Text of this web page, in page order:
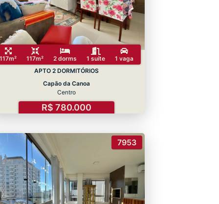
117m² 117m² 2 dorms 1 suíte
1 vaga
APTO 2 DORMITÓRIOS
Capão da Canoa
Centro
R$ 780.000
7953